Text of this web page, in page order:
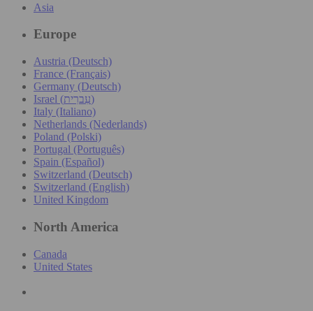
Asia
Europe
Austria (Deutsch)
France (Français)
Germany (Deutsch)
Israel (עִברִית)
Italy (Italiano)
Netherlands (Nederlands)
Poland (Polski)
Portugal (Português)
Spain (Español)
Switzerland (Deutsch)
Switzerland (English)
United Kingdom
North America
Canada
United States